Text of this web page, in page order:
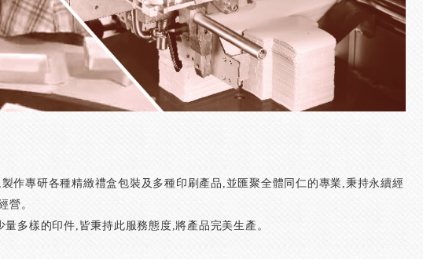
作專研各種精緻禮盒包裝及多種印刷產品,並匯聚全體同仁的專業,秉持永續經
營。
多樣的印件,皆秉持此服務態度,將產品完美生產。